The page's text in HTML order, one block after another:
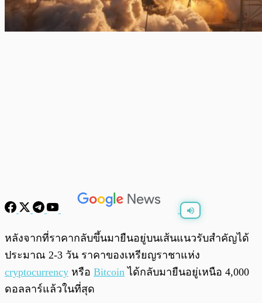
พร้อมเล่น 0:00 / 0:00
หลังจากที่ราคากลับขึ้นมายืนอยู่บนเส้นแนวรับสำคัญได้
ประมาณ 2-3 วัน ราคาของเหรียญราชาแห่ง
cryptocurrency หรือ Bitcoin ได้กลับมายืนอยู่เหนือ 4,000
ดอลลาร์แล้วในที่สุด